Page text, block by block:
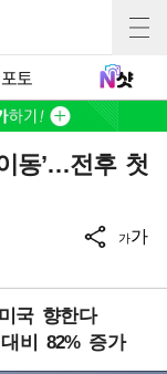
포토
동’…전후 첫
가가
국 향한다
비 82% 증가